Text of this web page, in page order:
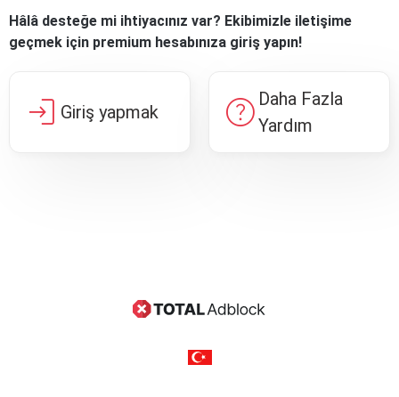
Hâlâ desteğe mi ihtiyacınız var? Ekibimizle iletişime
geçmek için premium hesabınıza giriş yapın!
login Giriş yapmak helpDaha Fazla
Yardım